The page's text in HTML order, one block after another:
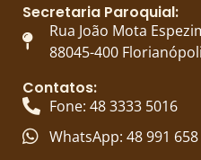
Secretaria Paroquial:
Rua João Mota
88045-400
Contatos:
Fone: 48 3333 5016
WhatsApp: 48 991